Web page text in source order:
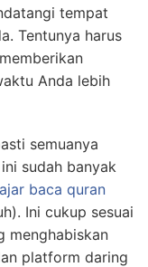
tempat
Tentunya harus
Anda lebih
semuanya
sudah banyak
baca quran
Ini cukup sesuai
menghabiskan
platform daring